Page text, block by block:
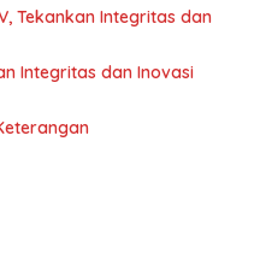
Tekankan Integritas dan
Integritas dan Inovasi